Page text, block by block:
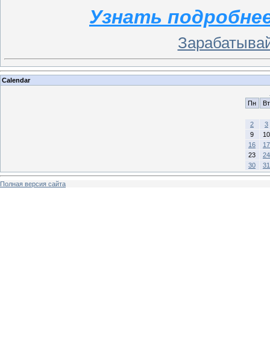
Узнать
Calendar
Пн
Вт
2
3
9
10
16
17
23
24
30
31
Полная версия сайта